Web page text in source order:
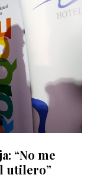
“No me
utilero”